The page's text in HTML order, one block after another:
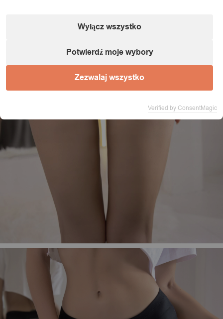
Wyłącz wszystko
Potwierdź moje wybory
Zezwalaj wszystko
Verified by ConsentMagic